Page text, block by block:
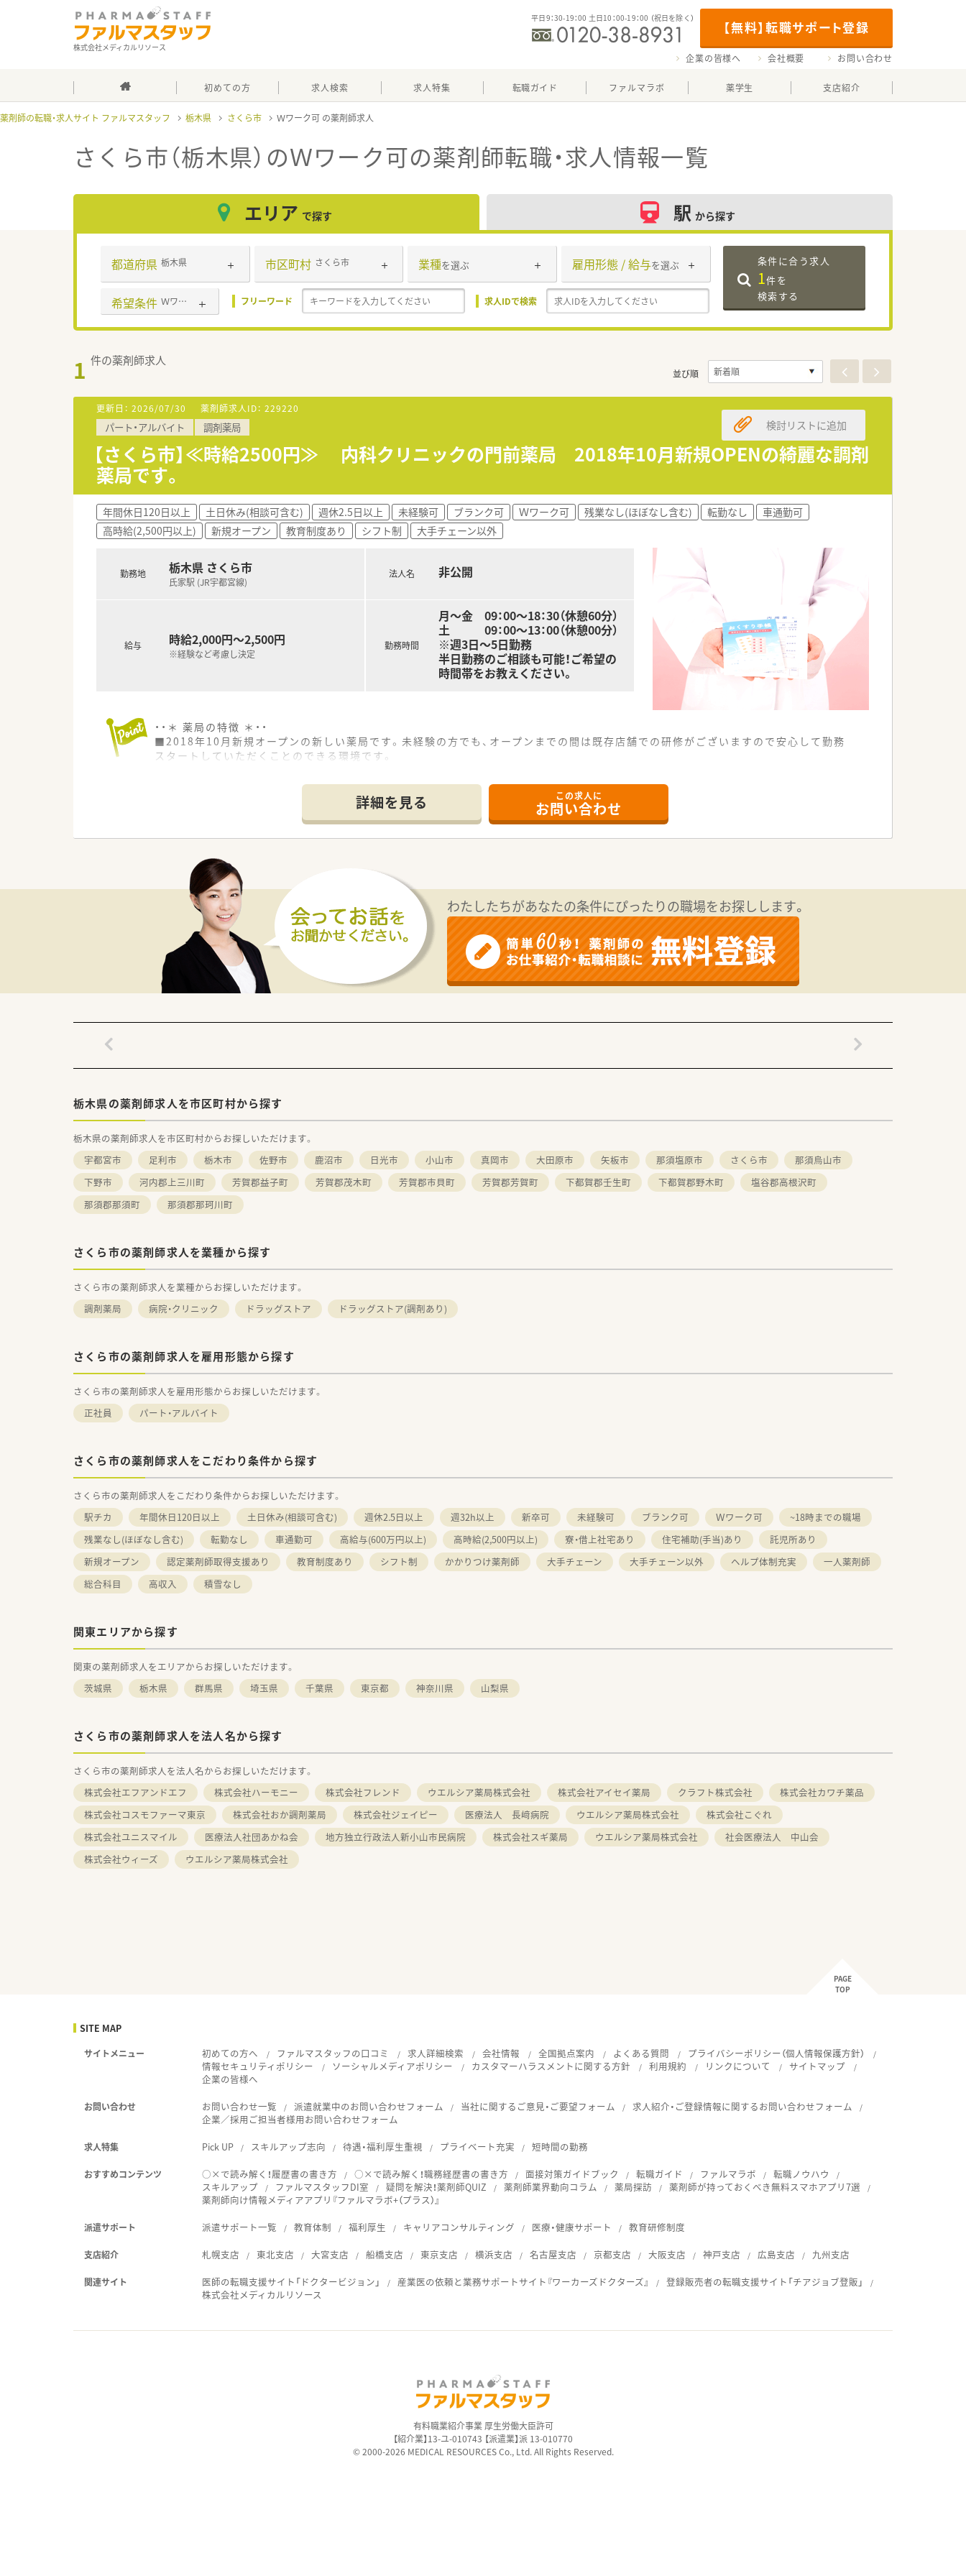
株式会社メディカルリソース
【無料】転職サポート登録
平日9：30-19：00 土日10：00-19：00 （祝日を除く）
企業の皆様へ 会社概要 お問い合わせ
初めての方 求人検索 求人特集 転職ガイド ファルマラボ 薬学生 支店紹介
薬剤師の転職・求人サイト ファルマスタッフ 栃木県 さくら市 Ｗワーク可
さくら市（栃木県）のＷワーク可の薬剤師転職・求人情報一覧
エリア で探す 駅 から探す
都道府県 栃木県 市区町村 さくら市 業種を選ぶ 雇用形態 / 給与を選ぶ
希望条件 Ｗワーク可 フリーワード 求人IDで検索
条件に合う求人
1件を
検索する
1 件の薬剤師求人
並び順
更新日： 2026/07/30 薬剤師求人ID： 229220
パート・アルバイト 調剤薬局
【さくら市】≪時給2500円≫ 内科クリニックの門前薬局 2018年10月新規OPENの綺麗な調剤
薬局です。
検討リストに追加
年間休日120日以上 土日休み(相談可含む) 週休2.5日以上 未経験可 ブランク可 Ｗワーク可 残業なし(ほぼなし含む) 転勤なし
車通勤可
高時給(2,500円以上)
新規オープン 教育制度あり シフト制 大手チェーン以外
勤務地 栃木県 さくら市
氏家駅 (JR宇都宮線)
給与 時給2,000円～2,500円
※経験など考慮し決定
法人名 非公開
勤務時間
月～金 09：00～18：30（休憩60分）
土 09：00～13：00（休憩00分）
※週3日～5日勤務
半日勤務のご相談も可能！ご希望の
時間帯をお教えください。
・・＊ 薬局の特徴 ＊・・
■2018年10月新規オープンの新しい薬局です。未経験の方でも、オープンまでの間は既存店舗での研修がございますので安心して勤務
スタートしていただくことのできる環境です。
■地域のかかりつけ医として多くの方に信頼されているクリニックの門前薬局のため、丁寧な投薬指導を行えます。
■調剤薬局運営以外にも介護サービス事業や福祉用品のレンタル・販売等、地域に貢献できる様々な事業を行っており安定した経営状況
詳細を見る この求人に
お問い合わせ
わたしたちがあなたの条件にぴったりの職場をお探しします。
栃木県の薬剤師求人を市区町村から探す
栃木県の薬剤師求人を市区町村からお探しいただけます。
宇都宮市
足利市 栃木市 佐野市 鹿沼市 日光市 小山市 真岡市 大田原市 矢板市 那須塩原市 さくら市
那須烏山市
下野市
河内郡上三川町 芳賀郡益子町 芳賀郡茂木町 芳賀郡市貝町 芳賀郡芳賀町 下都賀郡壬生町 下都賀郡野木町
塩谷郡高根沢町
那須郡那須町
那須郡那珂川町
さくら市の薬剤師求人を業種から探す
さくら市の薬剤師求人を業種からお探しいただけます。
調剤薬局
病院・クリニック ドラッグストア ドラッグストア(調剤あり)
さくら市の薬剤師求人を雇用形態から探す
さくら市の薬剤師求人を雇用形態からお探しいただけます。
正社員
パート・アルバイト
さくら市の薬剤師求人をこだわり条件から探す
さくら市の薬剤師求人をこだわり条件からお探しいただけます。
駅チカ
年間休日120日以上 土日休み(相談可含む) 週休2.5日以上 週32h以上 新卒可 未経験可 ブランク可 Ｗワーク可
~18時までの職場
残業なし(ほぼなし含む)
転勤なし 車通勤可 高給与(600万円以上) 高時給(2,500円以上) 寮・借上社宅あり 住宅補助(手当)あり
託児所あり
新規オープン
認定薬剤師取得支援あり 教育制度あり シフト制 かかりつけ薬剤師 大手チェーン 大手チェーン以外 ヘルプ体制充実
一人薬剤師
総合科目
高収入 積雪なし
関東エリアから探す
関東の薬剤師求人をエリアからお探しいただけます。
茨城県
栃木県 群馬県 埼玉県 千葉県 東京都 神奈川県 山梨県
さくら市の薬剤師求人を法人名から探す
さくら市の薬剤師求人を法人名からお探しいただけます。
株式会社エフアンドエフ
株式会社ハーモニー 株式会社フレンド ウエルシア薬局株式会社 株式会社アイセイ薬局 クラフト株式会社
株式会社カワチ薬品
株式会社コスモファーマ東京
株式会社おか調剤薬局 株式会社ジェイピー 医療法人 長﨑病院 ウエルシア薬局株式会社
株式会社こぐれ
株式会社ユニスマイル
医療法人社団あかね会 地方独立行政法人新小山市民病院 株式会社スギ薬局 ウエルシア薬局株式会社
社会医療法人 中山会
株式会社ウィーズ
ウエルシア薬局株式会社
PAGE
TOP
SITE MAP
サイトメニュー 初めての方へ ファルマスタッフの口コミ 求人詳細検索 会社情報 全国拠点案内 よくある質問
プライバシーポリシー（個人情報保護方針）
情報セキュリティポリシー
ソーシャルメディアポリシー カスタマーハラスメントに関する方針 利用規約 リンクについて
サイトマップ
企業の皆様へ
お問い合わせ お問い合わせ一覧 派遣就業中のお問い合わせフォーム 当社に関するご意見・ご要望フォーム
求人紹介・ご登録情報に関するお問い合わせフォーム
企業／採用ご担当者様用お問い合わせフォーム
求人特集 Pick UP スキルアップ志向 待遇・福利厚生重視 プライベート充実 短時間の勤務
おすすめコンテンツ ○×で読み解く！履歴書の書き方 ○×で読み解く！職務経歴書の書き方 面接対策ガイドブック 転職ガイド ファルマラボ
転職ノウハウ
スキルアップ
ファルマスタッフDI室 疑問を解決！薬剤師QUIZ 薬剤師業界動向コラム 薬局探訪
薬剤師が持っておくべき無料スマホアプリ7選
薬剤師向け情報メディアアプリ『ファルマラボ+（プラス）』
派遣サポート 派遣サポート一覧 教育体制 福利厚生 キャリアコンサルティング 医療・健康サポート 教育研修制度
支店紹介 札幌支店 東北支店 大宮支店 船橋支店 東京支店 横浜支店 名古屋支店 京都支店 大阪支店 神戸支店 広島支店 九州支店
関連サイト 医師の転職支援サイト「ドクタービジョン」 産業医の依頼と業務サポートサイト『ワーカーズドクターズ』
登録販売者の転職支援サイト「チアジョブ登販」
株式会社メディカルリソース
有料職業紹介事業 厚生労働大臣許可
【紹介業】13-ユ-010743 【派遣業】派 13-010770
© 2000-2026 MEDICAL RESOURCES Co., Ltd. All Rights Reserved.